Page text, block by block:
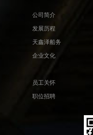
公司简介
发展历程
天鑫泽船务
企业文化
员工关怀
职位招聘